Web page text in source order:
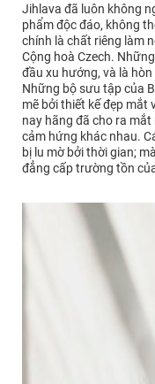
Jihlava đã luôn không
phẩm độc đáo, không
chính là chất riêng làm
Cộng hoà Czech.
đầu xu hướng, và là
Những bộ sưu tập của
mẽ bởi thiết kế đẹp mắt
nay hãng đã cho ra
cảm hứng khác nhau.
bị lu mờ bởi thời gian;
đẳng cấp trường tồn